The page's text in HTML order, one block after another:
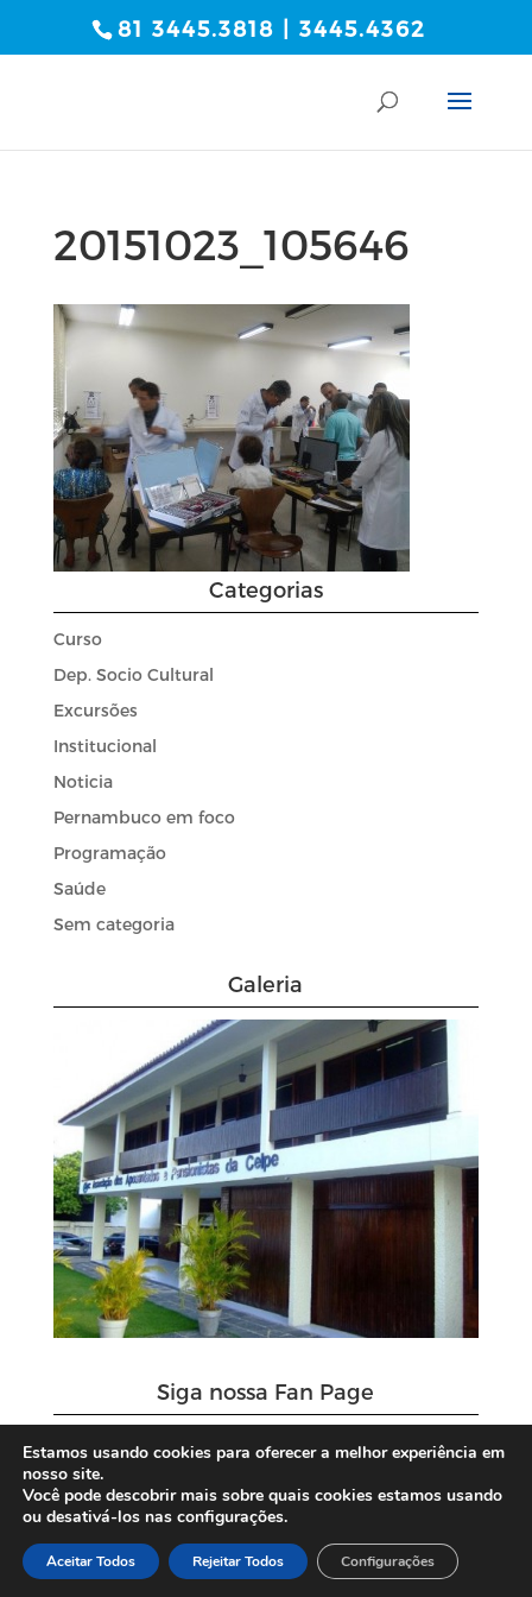
81 3445.3818 | 3445.4362
20151023_105646
Categorias
Curso
Dep. Socio Cultural
Excursões
Institucional
Noticia
Pernambuco em foco
Programação
Saúde
Sem categoria
Galeria
Siga nossa Fan Page
Estamos usando cookies para oferecer a melhor experiência em
nosso site.
Você pode descobrir mais sobre quais cookies estamos usando
ou desativá-los nas configurações.
Aceitar Todos Rejeitar Todos Configurações